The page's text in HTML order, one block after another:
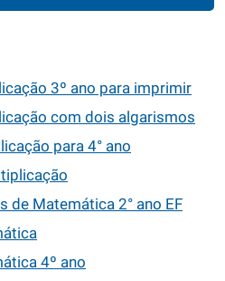
3º ano para imprimir
com dois algarismos
para 4° ano
de Matemática 2° ano EF
4º ano